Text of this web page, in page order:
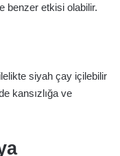
benzer etkisi olabilir.
siyah çay içilebilir
kansızlığa ve